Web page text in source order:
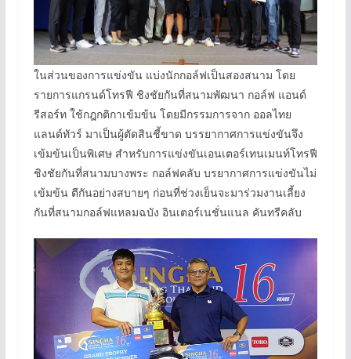
ในส่วนของการแข่งขัน แบ่งนักกอล์ฟเป็นสองสนาม โดย
รายการแกรนด์โทรฟี ชิงชัยกันที่สนามพัฒนา กอล์ฟ แอนด์
รีสอร์ท ใช้กฎกติกาเข้มข้น โดยมีกรรมการจาก ออลไทย
แลนด์ทัวร์ มาเป็นผู้ตัดสินชี้ขาด บรรยากาศการแข่งขันจึง
เข้มข้นเป็นพิเศษ สำหรับการแข่งขันเอนเตอร์เทนเมนท์โทรฟี
ชิงชัยกันที่สนามบางพระ กอล์ฟคลับ บรยากาศการแข่งขันไม่
เข้มข้น ตีกันอย่างสบายๆ ก่อนที่ช่วงเย็นจะมาร่วมงานเลี้ยง
กันที่สนามกอล์ฟแหลมฉบัง อินเตอร์เนชั่นแนล คันทรีคลับ